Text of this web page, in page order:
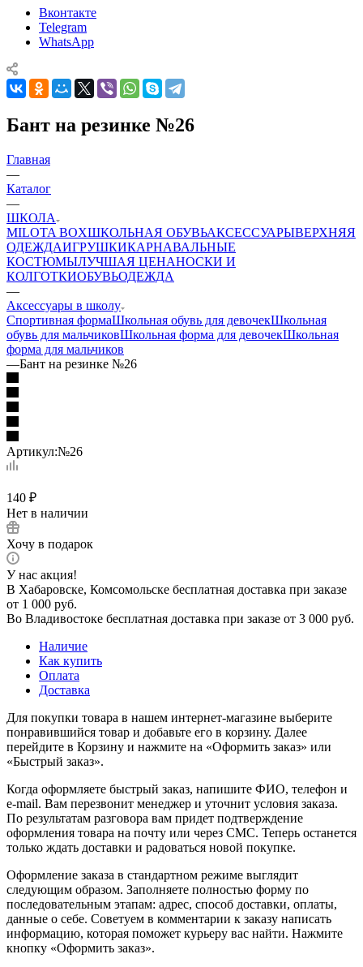
Вконтакте
Telegram
WhatsApp
Бант на резинке №26
Главная
—
Каталог
—
ШКОЛА
MILOTA BOXШКОЛЬНАЯ ОБУВЬАКСЕССУАРЫВЕРХНЯЯ
ОДЕЖДАИГРУШКИКАРНАВАЛЬНЫЕ
КОСТЮМЫЛУЧШАЯ ЦЕНАНОСКИ И
КОЛГОТКИОБУВЬОДЕЖДА
—
Аксессуары в школу
Спортивная формаШкольная обувь для девочекШкольная
обувь для мальчиковШкольная форма для девочекШкольная
форма для мальчиков
—Бант на резинке №26
Артикул:№26
140 ₽
Нет в наличии
Хочу в подарок
У нас акция!
В Хабаровске, Комсомольске бесплатная доставка при заказе
от 1 000 руб.
Во Владивостоке бесплатная доставка при заказе от 3 000 руб.
Наличие
Как купить
Оплата
Доставка
Для покупки товара в нашем интернет-магазине выберите
понравившийся товар и добавьте его в корзину. Далее
перейдите в Корзину и нажмите на «Оформить заказ» или
«Быстрый заказ».
Когда оформляете быстрый заказ, напишите ФИО, телефон и
e-mail. Вам перезвонит менеджер и уточнит условия заказа.
По результатам разговора вам придет подтверждение
оформления товара на почту или через СМС. Теперь останется
только ждать доставки и радоваться новой покупке.
Оформление заказа в стандартном режиме выглядит
следующим образом. Заполняете полностью форму по
последовательным этапам: адрес, способ доставки, оплаты,
данные о себе. Советуем в комментарии к заказу написать
информацию, которая поможет курьеру вас найти. Нажмите
кнопку «Оформить заказ».